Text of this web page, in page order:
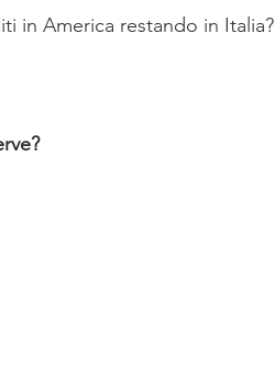
in America restando in Italia?